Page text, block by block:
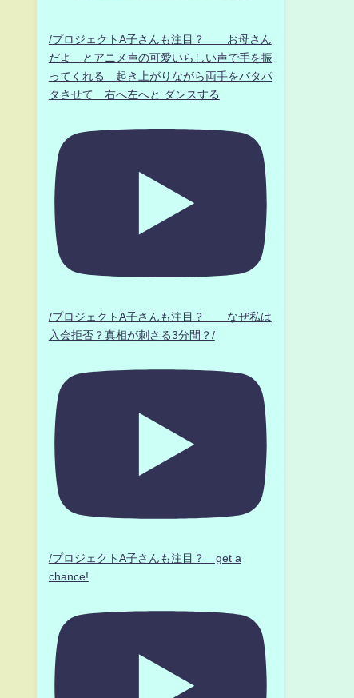
/プロジェクトA子さんも注目？ お母さん
だよ とアニメ声の可愛いらしい声で手を振
ってくれる 起き上がりながら両手をパタパ
タさせて 右へ左へと ダンスする
/プロジェクトA子さんも注目？ なぜ私は
入会拒否？真相が刺さる3分間？/
/プロジェクトA子さんも注目？ get a
chance!